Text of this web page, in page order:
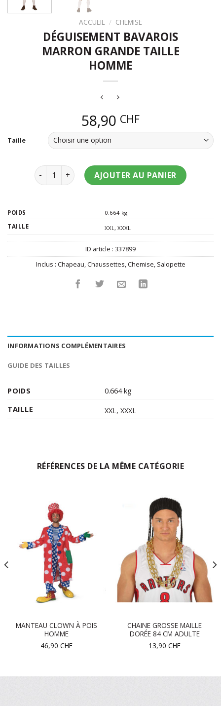
ACCUEIL / CHEMISE
DÉGUISEMENT BAVAROIS
MARRON GRANDE TAILLE
HOMME
58,90 CHF
Taille
quantité de Déguisement bavarois marron grande
AJOUTER AU PANIER
POIDS
0.664 kg
TAILLE
XXL, XXXL
ID article : 337899
Inclus : Chapeau,Chaussettes,Chemise, Salopette
INFORMATIONS COMPLÉMENTAIRES
GUIDE DES TAILLES
POIDS
0.664 kg
TAILLE
XXL,XXXL
RÉFÉRENCES DE LA MÊME CATÉGORIE
MANTEAU CLOWN À POIS
HOMME
46,90 CHF
CHAINE GROSSE MAILLE
DORÉE 84 CM ADULTE
13,90 CHF